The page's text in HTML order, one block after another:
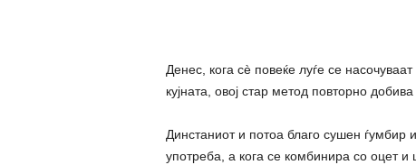
Денес, кога сè повеќе луѓе се
кујната, овој стар метод повторно
Динстаниот и потоа благо сушен ѓумбир
употреба, а кога се комбинира со оцет